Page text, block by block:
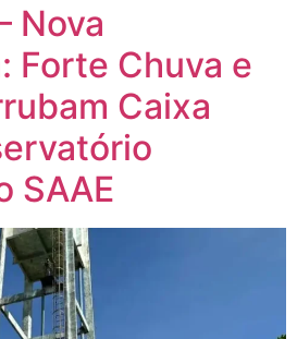
Nova
Forte Chuva e
Caixa
SAAE